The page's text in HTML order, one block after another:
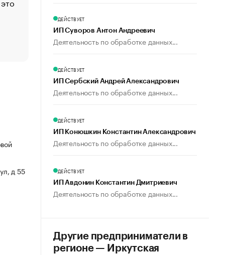
Что обвинения против Павла Дурова значат для
пользователей
д 55
ДЕЙСТВУЕТ
ИП Суворов Антон Андреевич
Деятельность по обработке данных...
ДЕЙСТВУЕТ
ИП Сербский Андрей Александрович
Деятельность по обработке данных...
ДЕЙСТВУЕТ
ИП Конюшкин Константин Александрович
Деятельность по обработке данных...
ДЕЙСТВУЕТ
ИП Авдонин Константин Дмитриевич
Деятельность по обработке данных...
Другие предприниматели в
регионе — Иркутская